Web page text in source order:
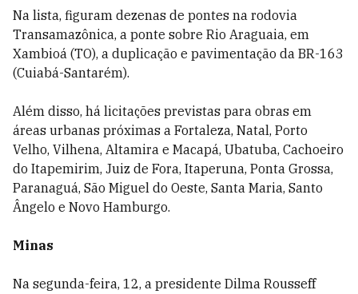
Na lista, figuram dezenas de pontes na rodovia
Transamazônica, a ponte sobre Rio Araguaia, em
Xambioá (TO), a duplicação e pavimentação da BR-163
(Cuiabá-Santarém).
Além disso, há licitações previstas para obras em
áreas urbanas próximas a Fortaleza, Natal, Porto
Velho, Vilhena, Altamira e Macapá, Ubatuba, Cachoeiro
do Itapemirim, Juiz de Fora, Itaperuna, Ponta Grossa,
Paranaguá, São Miguel do Oeste, Santa Maria, Santo
Ângelo e Novo Hamburgo.
Minas
Na segunda-feira, 12, a presidente Dilma Rousseff